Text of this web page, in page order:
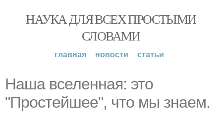
НАУКА ДЛЯ ВСЕХ ПРОСТЫМИ
СЛОВАМИ
главная новости статьи
Наша вселенная: это
"Простейшее", что мы знаем.